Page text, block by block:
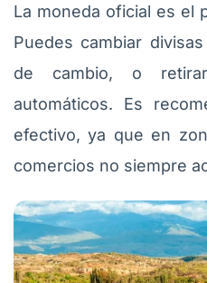
La moneda oficial es el
Puedes cambiar
de cambio, o
automáticos. Es
efectivo, ya que en
comercios no siempre